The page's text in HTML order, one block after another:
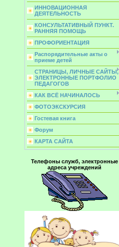
ИННОВАЦИОННАЯ
ДЕЯТЕЛЬНОСТЬ
КОНСУЛЬТАТИВНЫЙ ПУНКТ.
РАННЯЯ ПОМОЩЬ
ПРОФОРИЕНТАЦИЯ
Распорядительные акты о
приеме детей
СТРАНИЦЫ, ЛИЧНЫЕ САЙТЫ,
ЭЛЕКТРОННЫЕ ПОРТФОЛИО
ПЕДАГОГОВ
КАК ВСЁ НАЧИНАЛОСЬ
ФОТОЭКСКУРСИЯ
Гостевая книга
Форум
КАРТА САЙТА
Телефоны служб, электронные
адреса учреждений